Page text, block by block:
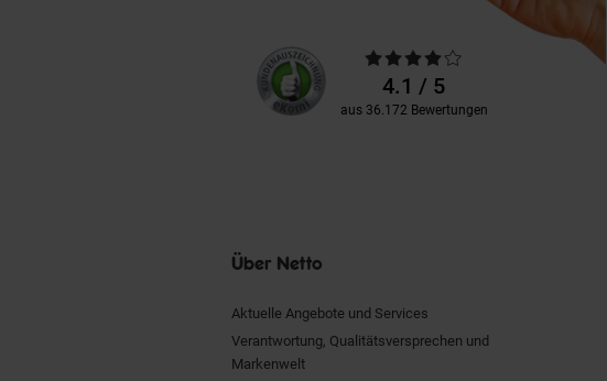
Unsere
Kundenbewertungen
Durchschnittliche
Bewertungen4.1 / 5
aus 36.172 Bewertungen
Über Netto
Aktuelle Angebote und Services
Verantwortung, Qualitätsversprechen und
Markenwelt